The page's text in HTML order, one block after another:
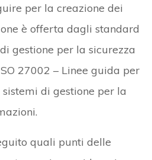
per la creazione dei
è offerta dagli standard
gestione per la sicurezza
27002 – Linee guida per
di gestione per la
quali punti delle